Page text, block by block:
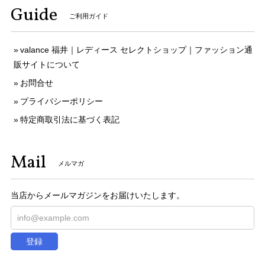
Guide ご利用ガイド
valance 福井｜レディース セレクトショップ｜ファッション通
販サイトについて
お問合せ
プライバシーポリシー
特定商取引法に基づく表記
Mail メルマガ
当店からメールマガジンをお届けいたします。
登録